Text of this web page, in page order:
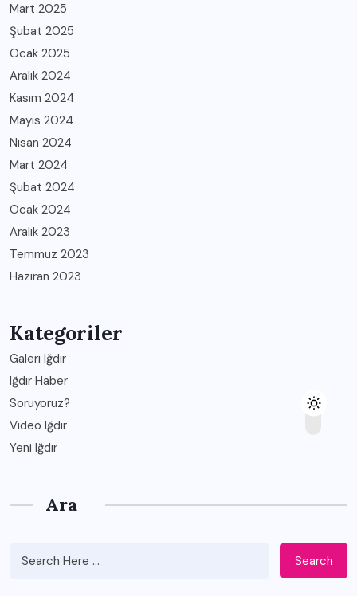
Mart 2025
Şubat 2025
Ocak 2025
Aralık 2024
Kasım 2024
Mayıs 2024
Nisan 2024
Mart 2024
Şubat 2024
Ocak 2024
Aralık 2023
Temmuz 2023
Haziran 2023
Kategoriler
Galeri Iğdır
Iğdır Haber
Soruyoruz?
Video Iğdır
Yeni Iğdır
Ara
Search